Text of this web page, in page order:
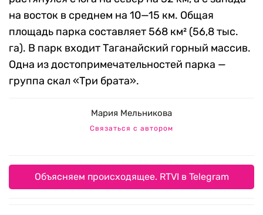
на восток в среднем на 10—15 км. Общая
площадь парка составляет 568 км² (56,8 тыс.
га). В парк входит Таганайский горный массив.
Одна из достопримечательностей парка —
группа скал «Три брата».
Мария Мельникова
Связаться с автором
Объясняем происходящее. RTVI в Telegram